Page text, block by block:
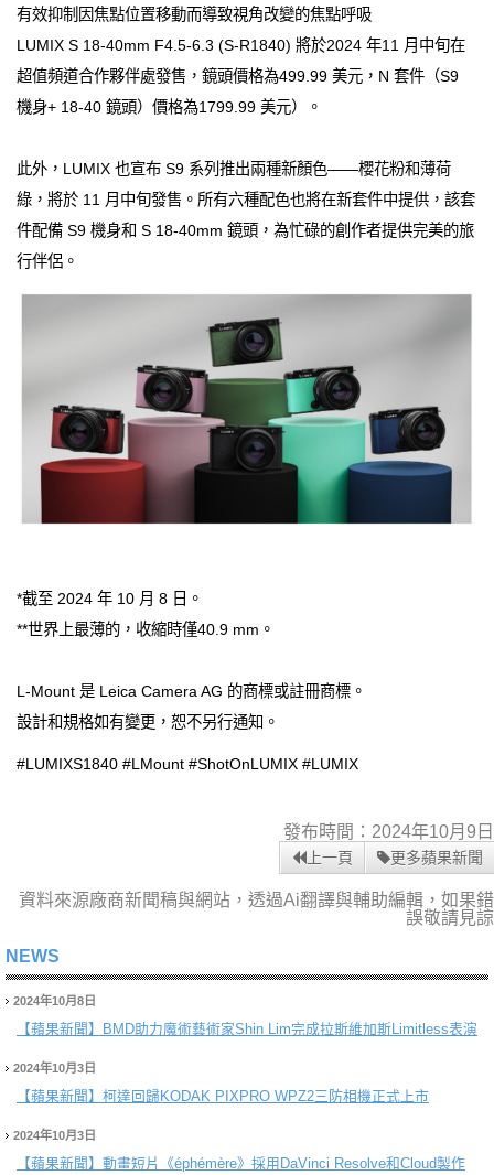
有效抑制因焦點位置移動而導致視角改變的焦點呼吸
LUMIX S 18-40mm F4.5-6.3 (S-R1840) 將於2024 年11 月中旬在
超值頻道合作夥伴處發售，鏡頭價格為499.99 美元，N 套件（S9
機身+ 18-40 鏡頭）價格為1799.99 美元）。
此外，LUMIX 也宣布 S9 系列推出兩種新顏色——櫻花粉和薄荷
綠，將於 11 月中旬發售。所有六種配色也將在新套件中提供，該套
件配備 S9 機身和 S 18-40mm 鏡頭，為忙碌的創作者提供完美的旅
行伴侶。
*截至 2024 年 10 月 8 日。
**世界上最薄的，收縮時僅40.9 mm。
L-Mount 是 Leica Camera AG 的商標或註冊商標。
設計和規格如有變更，恕不另行通知。
#LUMIXS1840 #LMount #ShotOnLUMIX #LUMIX
發布時間：2024年10月9日
上一頁 更多蘋果新聞
資料來源廠商新聞稿與網站，透過Ai翻譯與輔助編輯，如果錯
誤敬請見諒
NEWS
2024年10月8日
【蘋果新聞】 BMD助力魔術藝術家Shin Lim完成拉斯維加斯Limitless表演
2024年10月3日
【蘋果新聞】 柯達回歸KODAK PIXPRO WPZ2三防相機正式上市
2024年10月3日
【蘋果新聞】 動畫短片《éphémère》採用DaVinci Resolve和Cloud製作